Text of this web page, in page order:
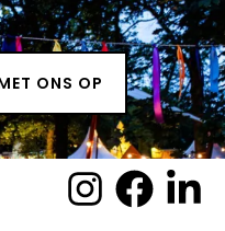
ONS OP